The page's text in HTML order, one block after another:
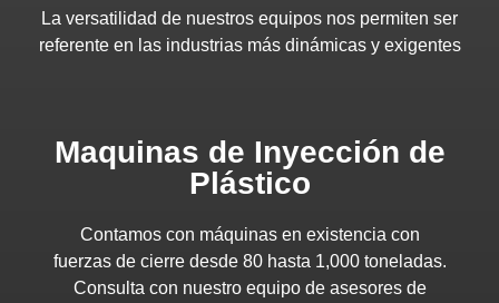
La versatilidad de nuestros equipos nos permiten ser
referente en las industrias más dinámicas y exigentes
Maquinas de Inyección de
Plástico
Contamos con máquinas en existencia con
fuerzas de cierre desde 80 hasta 1,000 toneladas.
Consulta con nuestro equipo de asesores de